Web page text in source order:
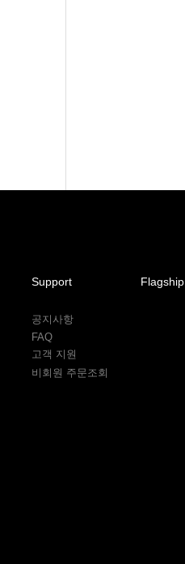
Support
공지사항
FAQ
고객 지원
비회원 주문조회
Flagship